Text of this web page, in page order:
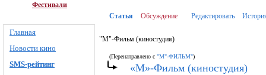
Фестивали
Главная
Новости кино
SMS-рейтинг
Статья Обсуждение Редактировать
"М"-Фильм (киностудия)
(Перенаправлено с "М"-ФИЛЬМ")
«М»-Фильм (киностудия)